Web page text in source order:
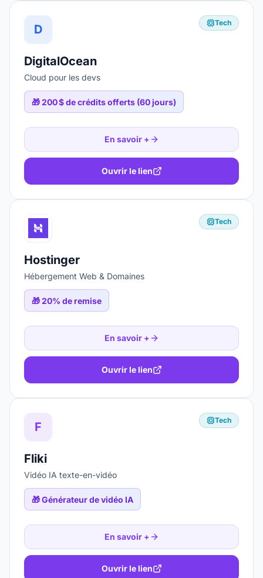
D Tech
DigitalOcean
Cloud pour les devs
🎁200 $ de crédits offerts (60 jours)
En savoir +
Ouvrir le lien
Tech
Hostinger
Hébergement Web & Domaines
🎁20% de remise
En savoir +
Ouvrir le lien
F Tech
Fliki
Vidéo IA texte-en-vidéo
🎁Générateur de vidéo IA
En savoir +
Ouvrir le lien